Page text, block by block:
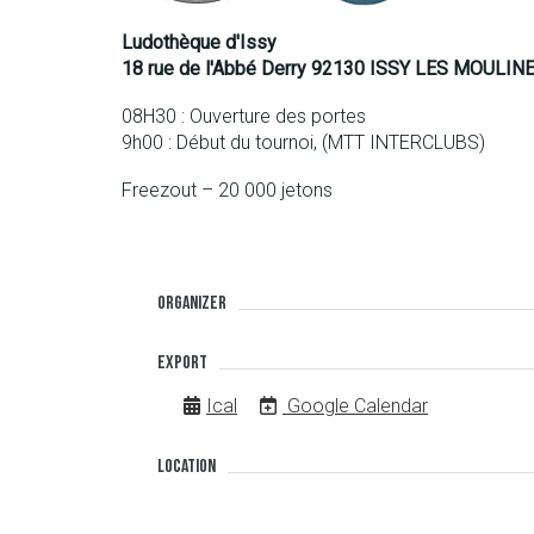
Ludothèque d'Issy
18 rue de l'Abbé Derry 92130 ISSY LES
08H30 : Ouverture des portes
9h00 : Début du tournoi, (MTT INTERCLUBS)
Freezout – 20 000 jetons
Organizer
Export
Ical
Google Calendar
Location